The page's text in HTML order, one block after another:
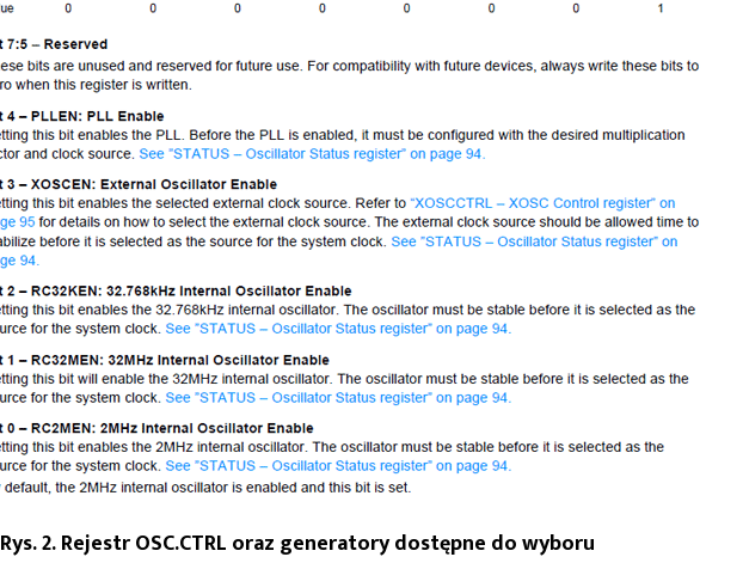
Rys. 2. Rejestr OSC.CTRL oraz generatory dostępne do wyboru